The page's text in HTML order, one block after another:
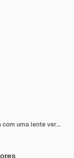
Uma arma de brinquedo preta e vermelha com uma lente vermelha.